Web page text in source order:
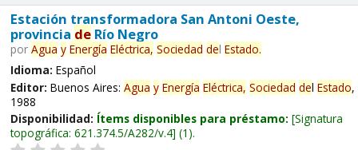
Estación transformadora San Antoni Oeste,
provincia deRío Negro
por Agua y Energía Eléctrica, Sociedad del Estado.
Idioma: Español
Editor: Buenos Aires: Agua y Energía Eléctrica, Sociedad del Estado,
1988
Disponibilidad: Ítems disponibles para préstamo: Signatura
topográfica: 621.374.5/A282/v.4 (1).